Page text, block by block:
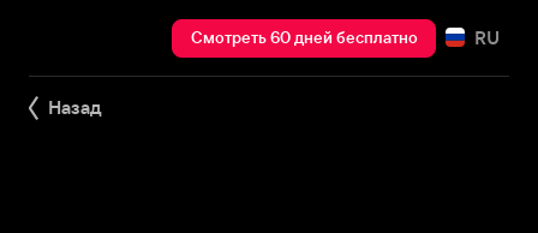
Смотреть 60 дней бесплатно RU
Назад